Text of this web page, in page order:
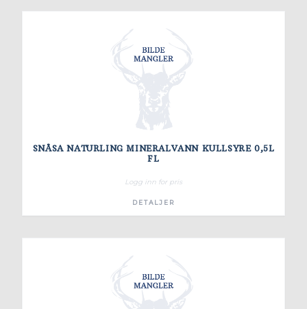
SNÅSA NATURLING MINERALVANN KULLSYRE 0,5L
FL
Logg inn for pris
DETALJER